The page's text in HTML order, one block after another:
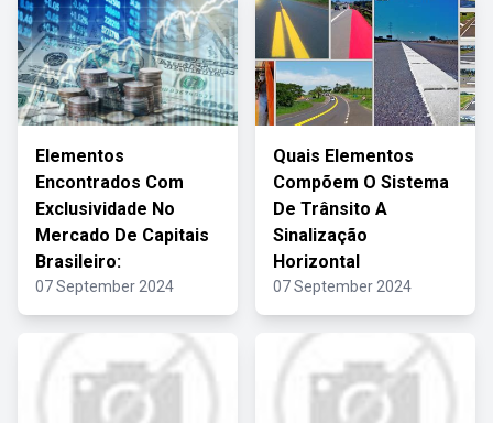
Elementos
Encontrados Com
Exclusividade No
Mercado De Capitais
Brasileiro:
07 September 2024
Quais Elementos
Compõem O Sistema
De Trânsito A
Sinalização
Horizontal
07 September 2024